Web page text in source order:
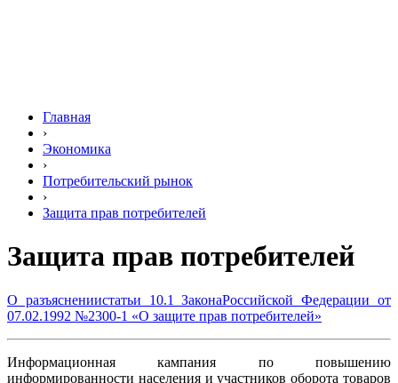
Главная
›
Экономика
›
Потребительский рынок
›
Защита прав потребителей
Защита прав потребителей
О разъяснениистатьи 10.1 ЗаконаРоссийской Федерации от
07.02.1992 №2300-1 «О защите прав потребителей»
Информационная кампания по повышению
информированности населения и участников оборота товаров